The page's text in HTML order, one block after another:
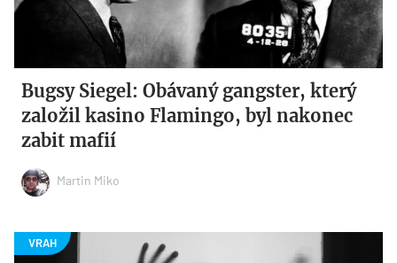
Bugsy Siegel: Obávaný gangster, který
založil kasino Flamingo, byl nakonec
zabit mafií
Martin Miko